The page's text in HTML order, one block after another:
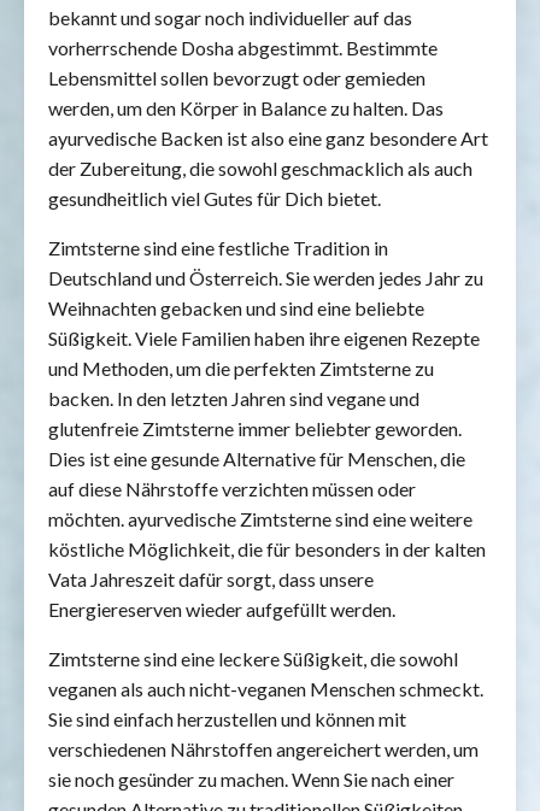
bekannt und sogar noch individueller auf das
vorherrschende Dosha abgestimmt. Bestimmte
Lebensmittel sollen bevorzugt oder gemieden
werden, um den Körper in Balance zu halten. Das
ayurvedische Backen ist also eine ganz besondere Art
der Zubereitung, die sowohl geschmacklich als auch
gesundheitlich viel Gutes für Dich bietet.
Zimtsterne sind eine festliche Tradition in
Deutschland und Österreich. Sie werden jedes Jahr zu
Weihnachten gebacken und sind eine beliebte
Süßigkeit. Viele Familien haben ihre eigenen Rezepte
und Methoden, um die perfekten Zimtsterne zu
backen. In den letzten Jahren sind vegane und
glutenfreie Zimtsterne immer beliebter geworden.
Dies ist eine gesunde Alternative für Menschen, die
auf diese Nährstoffe verzichten müssen oder
möchten. ayurvedische Zimtsterne sind eine weitere
köstliche Möglichkeit, die für besonders in der kalten
Vata Jahreszeit dafür sorgt, dass unsere
Energiereserven wieder aufgefüllt werden.
Zimtsterne sind eine leckere Süßigkeit, die sowohl
veganen als auch nicht-veganen Menschen schmeckt.
Sie sind einfach herzustellen und können mit
verschiedenen Nährstoffen angereichert werden, um
sie noch gesünder zu machen. Wenn Sie nach einer